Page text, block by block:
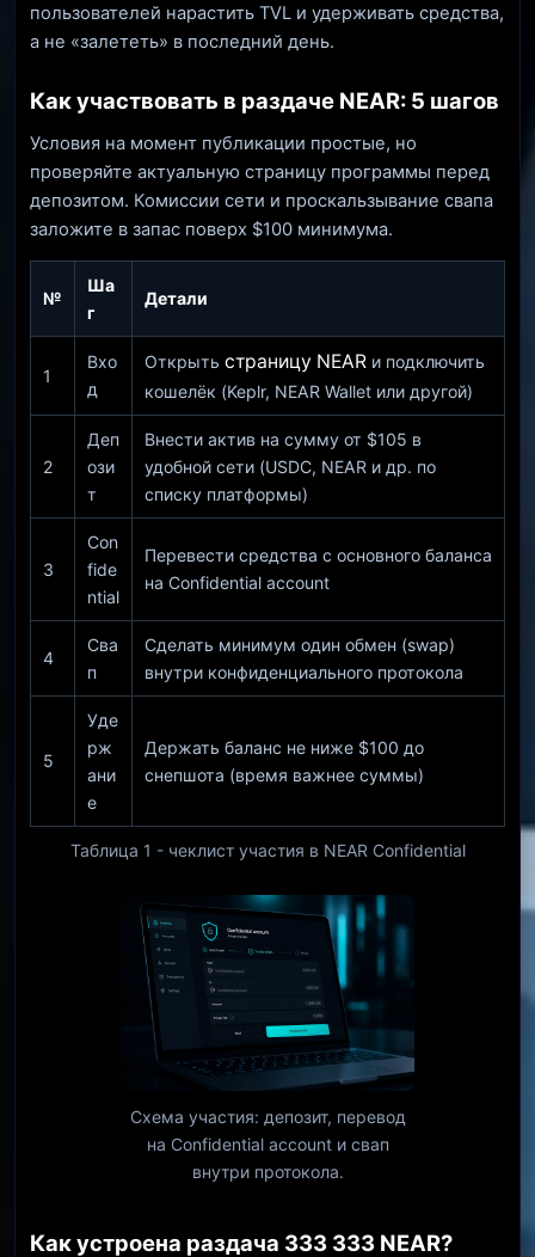
пользователей нарастить TVL и удерживать средства,
а не «залететь» в последний день.
Как участвовать в раздаче NEAR: 5 шагов
Условия на момент публикации простые, но
проверяйте актуальную страницу программы перед
депозитом. Комиссии сети и проскальзывание свапа
заложите в запас поверх $100 минимума.
Таблица 1 - чеклист участия в NEAR Confidential
№
Ша
г
Детали
1
Вхо
д
Открыть страницу NEAR и подключить
кошелёк (Keplr, NEAR Wallet или другой)
2
Деп
ози
т
Внести актив на сумму от $105 в
удобной сети (USDC, NEAR и др. по
списку платформы)
3
Con
fide
ntial
Перевести средства с основного баланса
на Confidential account
4
Сва
п
Сделать минимум один обмен (swap)
внутри конфиденциального протокола
5
Уде
рж
ани
е
Держать баланс не ниже $100 до
снепшота (время важнее суммы)
Схема участия: депозит, перевод
на Confidential account и свап
внутри протокола.
Как устроена раздача 333 333 NEAR?